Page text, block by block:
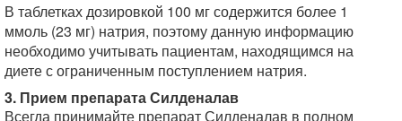
В таблетках дозировкой 100 мг содержится более 1
ммоль (23 мг) натрия, поэтому данную информацию
необходимо учитывать пациентам, находящимся на
диете с ограниченным поступлением натрия.
3. Прием препарата Силденалав
Всегда принимайте препарат Силденалав в полном